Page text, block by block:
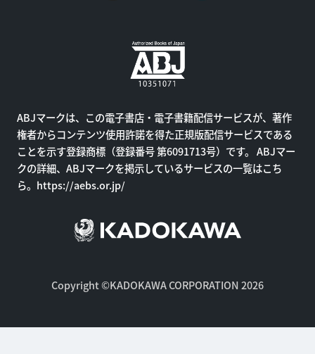
ABJマークは、この電子書店・電子書籍配信サービスが、著作
権者からコンテンツ使用許諾を得た正規版配信サービスである
ことを示す登録商標（登録番号 第6091713号）です。 ABJマー
クの詳細、ABJマークを掲示しているサービスの一覧はこち
ら。 https://aebs.or.jp/
Copyright ©KADOKAWA CORPORATION 2026